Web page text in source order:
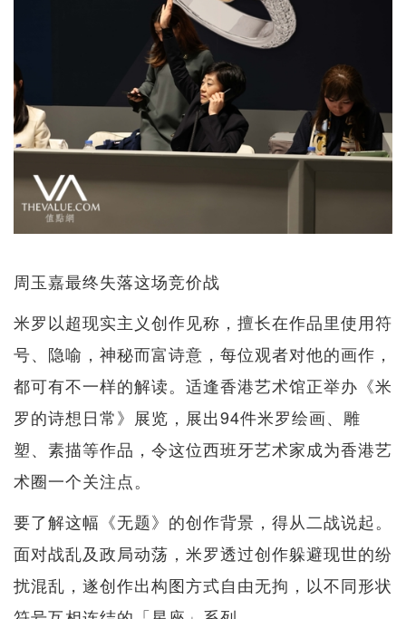
周玉嘉最终失落这场竞价战
米罗以超现实主义创作见称，擅长在作品里使用符
号、隐喻，神秘而富诗意，每位观者对他的画作，
都可有不一样的解读。适逢香港艺术馆正举办《米
罗的诗想日常》展览，展出94件米罗绘画、雕
塑、素描等作品，令这位西班牙艺术家成为香港艺
术圈一个关注点。
要了解这幅《无题》的创作背景，得从二战说起。
面对战乱及政局动荡，米罗透过创作躲避现世的纷
扰混乱，遂创作出构图方式自由无拘，以不同形状